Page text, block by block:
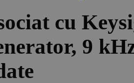
cu
9